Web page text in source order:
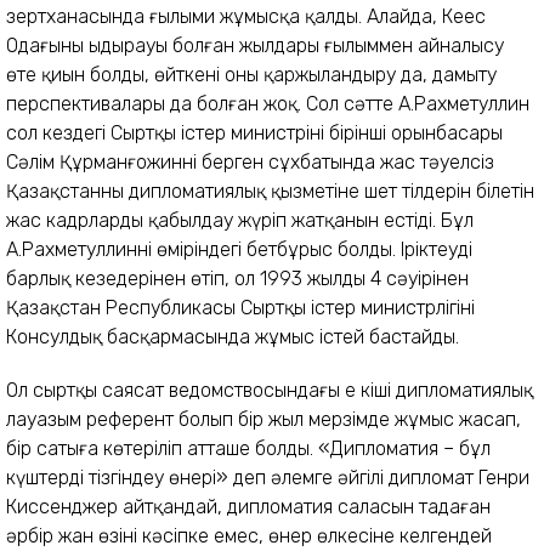
зертханасында ғылыми жұмысқа қалды. Алайда, Кеңес
Одағының ыдырауы болған жылдары ғылыммен айналысу
өте қиын болды, өйткені оны қаржыландыру да, дамыту
перспективалары да болған жоқ. Сол сәтте А.Рахметуллин
сол кездегі Сыртқы істер министрінің бірінші орынбасары
Сәлім Құрманғожиннің берген сұхбатында жас тәуелсіз
Қазақстанның дипломатиялық қызметіне шет тілдерін білетін
жас кадрларды қабылдау жүріп жатқанын естіді. Бұл
А.Рахметуллиннің өміріндегі бетбұрыс болды. Іріктеудің
барлық кезеңдерінен өтіп, ол 1993 жылдың 4 сәуірінен
Қазақстан Республикасы Сыртқы істер министрлігінің
Консулдық басқармасында жұмыс істей бастайды.
Ол сыртқы саясат ведомствосындағы ең кіші дипломатиялық
лауазым референт болып бір жыл мерзімде жұмыс жасап,
бір сатыға көтеріліп атташе болды. «Дипломатия – бұл
күштерді тізгіндеу өнері» деп әлемге әйгілі дипломат Генри
Киссенджер айтқандай, дипломатия саласын таңдаған
әрбір жан өзінің кәсіпке емес, өнер өлкесіне келгендей